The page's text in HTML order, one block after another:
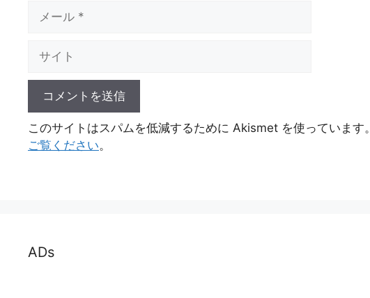
ト
このサイトはスパムを低減するために Akismet を使っています。
ご覧ください。
ADs